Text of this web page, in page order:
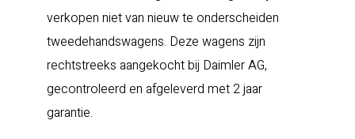
verkopen niet van nieuw te onderscheiden
tweedehandswagens. Deze wagens zijn
rechtstreeks aangekocht bij Daimler AG,
gecontroleerd en afgeleverd met 2 jaar
garantie.